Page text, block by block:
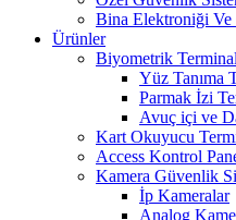
Bina Elektroniği Ve
Ürünler
Biyometrik
Yüz Tanıma
Parmak İzi
Avuç içi ve
Kart Okuyucu
Access Kontrol
Kamera Güvenlik
İp Kameralar
Analog